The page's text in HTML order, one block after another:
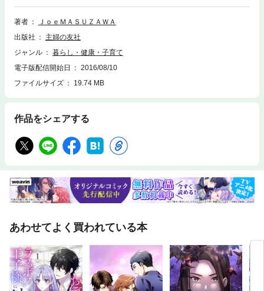
ザインの文化」があります。米国出身で、日本のカードデザインにおける
第一人者の著者・増澤ジョーさんのインビテーションカードをはじめとし
ードはもちろん、席次表、席札、メニュー表、エスコートカード、サンキ
ュカード、ウエルカムボードなども紹介。
著者
ＪｏｅＭＡＳＵＺＡＷＡ
出版社
主婦の友社
ジャンル
暮らし・健康・子育て
電子版配信開始日
2016/08/10
ファイルサイズ
19.74 MB
作品をシェアする
あわせてよく買われている本